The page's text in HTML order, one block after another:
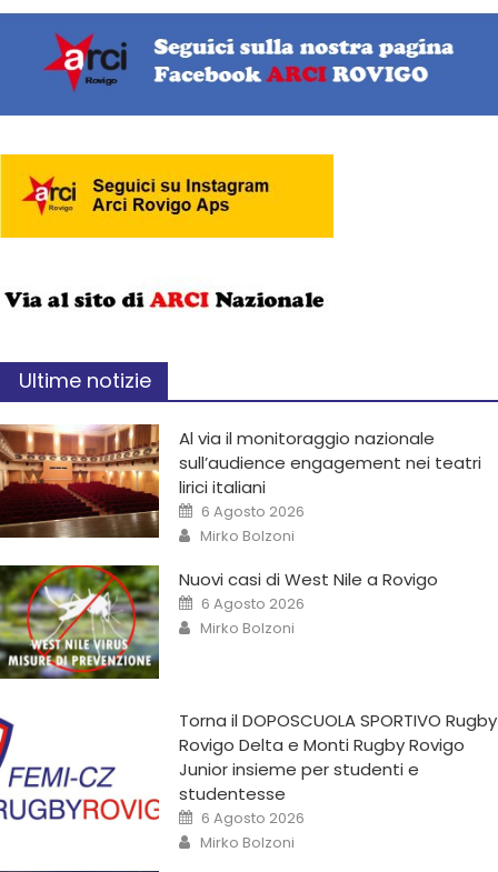
Ultime notizie
Al via il monitoraggio nazionale
sull’audience engagement nei teatri
lirici italiani
6 Agosto 2026
Mirko Bolzoni
Nuovi casi di West Nile a Rovigo
6 Agosto 2026
Mirko Bolzoni
Torna il DOPOSCUOLA SPORTIVO Rugby
Rovigo Delta e Monti Rugby Rovigo
Junior insieme per studenti e
studentesse
6 Agosto 2026
Mirko Bolzoni